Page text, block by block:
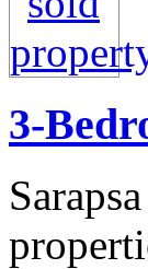
3-